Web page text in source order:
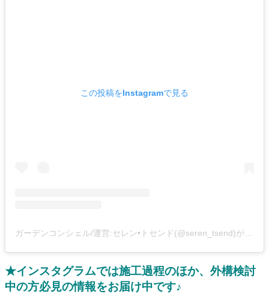
この投稿をInstagramで見る
★インスタグラムでは施工過程のほか、外構検討
中の方必見の情報をお届け中です♪